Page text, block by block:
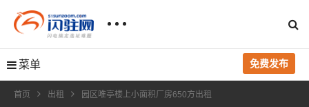
菜单 免费发布
首页 出租 园区唯亭楼上小面积厂房650方出租